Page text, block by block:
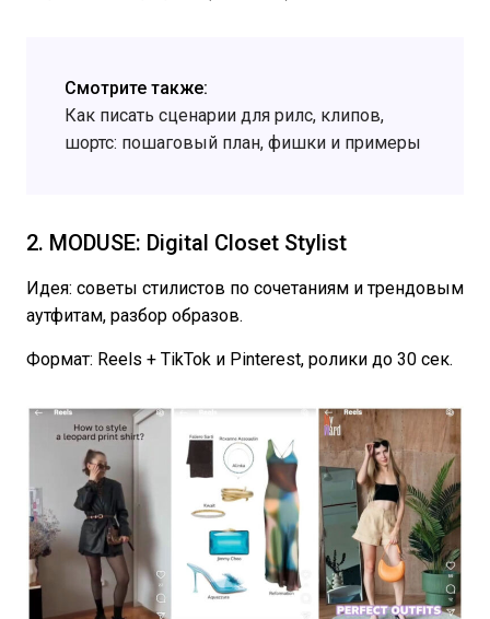
Смотрите также:
Как писать сценарии для рилс, клипов,
шортс: пошаговый план, фишки и примеры
2. MODUSE: Digital Closet Stylist
Идея: советы стилистов по сочетаниям и трендовым
аутфитам, разбор образов.
Формат: Reels + TikTok и Pinterest, ролики до 30 сек.